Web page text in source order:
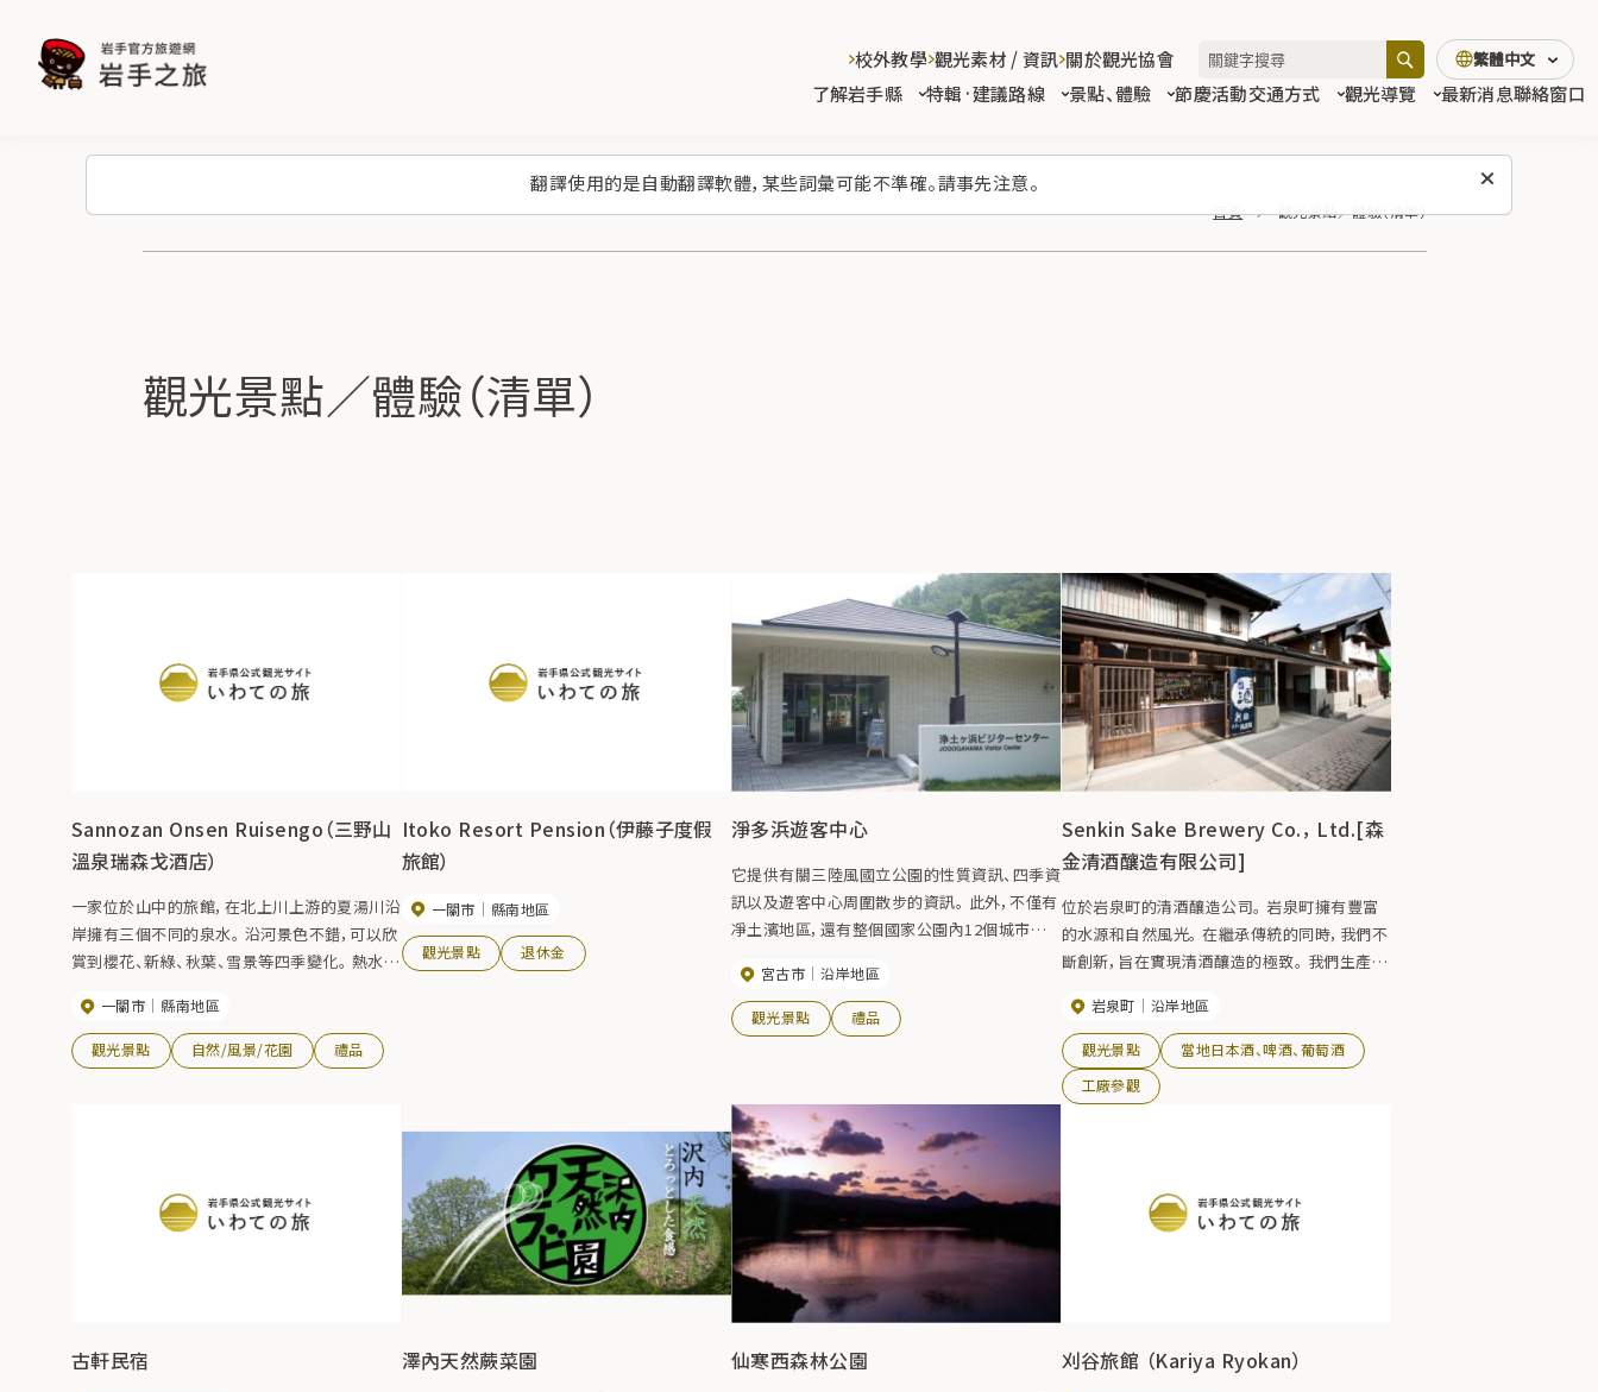
翻譯使用的是自動翻譯軟體，某些詞彙可能不準確。請事先注意。
了解岩手縣 特輯·建議路線 景點、體驗 節慶活動交通方式 觀光導覽 最新消息聯絡窗口
校外教學 觀光素材 / 資訊 關於觀光協會 繁體中文
首頁 觀光景點／體驗（清單）
觀光景點／體驗（清單）
Sannozan Onsen Ruisengo（三野山
溫泉瑞森戈酒店）
一家位於山中的旅館，在北上川上游的夏湯川沿
岸擁有三個不同的泉水。 沿河景色不錯，可以欣
賞到櫻花、新綠、秋葉、雪景等四季變化。 熱水就
迎。 有許多浴室可供選擇，例如「夢之湯」、「美人
之湯」、女性專用露天浴池」Seseragi no Yu“、
男士露天浴池”四季之湯“以及 私人浴室”
的對身體溫和的菜餚。 【紅葉最佳觀賞期】10月
中旬~11月上旬
一關市 縣南地區
觀光景點 自然/風景/花園 禮品
Itoko Resort Pension（伊藤子度假
旅館）
一關市 縣南地區
觀光景點 退休金
淨多浜遊客中心
它提供有關三陸風國立公園的性質資訊、四季資
訊以及遊客中心周圍散步的資訊。 此外，不僅有
凈土濱地區，還有整個國家公園內12個城市的
宮古市 沿岸地區
觀光景點 禮品
Senkin Sake Brewery Co.， Ltd.[森
金清酒釀造有限公司]
位於岩泉町的清酒釀造公司。 岩泉町擁有豐富
的水源和自然風光。 在繼承傳統的同時，我們不
斷創新，旨在實現清酒釀造的極致。 我們生產稀
特產松茸製成的當地清酒。
岩泉町 沿岸地區
觀光景點
當地日本酒、啤酒、葡萄酒
工廠參觀
古軒民宿 澤內天然蕨菜園 仙寒西森林公園 刈谷旅館 （Kariya Ryokan）